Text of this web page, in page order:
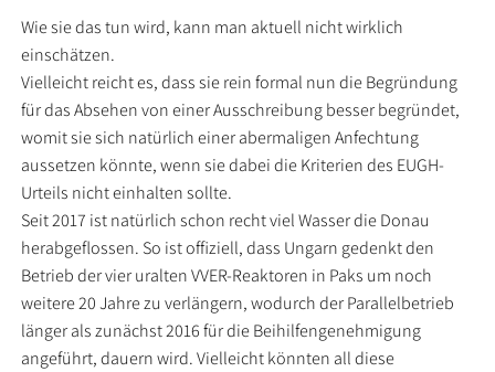
Wie sie das tun wird, kann man aktuell nicht wirklich
einschätzen.
Vielleicht reicht es, dass sie rein formal nun die Begründung
für das Absehen von einer Ausschreibung besser begründet,
womit sie sich natürlich einer abermaligen Anfechtung
aussetzen könnte, wenn sie dabei die Kriterien des EUGH-
Urteils nicht einhalten sollte.
Seit 2017 ist natürlich schon recht viel Wasser die Donau
herabgeflossen. So ist offiziell, dass Ungarn gedenkt den
Betrieb der vier uralten VVER-Reaktoren in Paks um noch
weitere 20 Jahre zu verlängern, wodurch der Parallelbetrieb
länger als zunächst 2016 für die Beihilfengenehmigung
angeführt, dauern wird. Vielleicht könnten all diese